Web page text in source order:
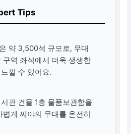
Tips
약 3,500석 규모로, 무대
구역 좌석에서 더욱 생생한
낄 수 있어요.
관 건물 1층 물품보관함을
볍게 씨야의 무대를 온전히